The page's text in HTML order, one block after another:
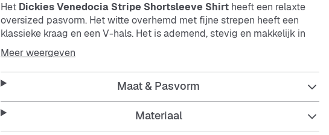
Het Dickies Venedocia Stripe Shortsleeve Shirt heeft een relaxte
oversized pasvorm. Het witte overhemd met fijne strepen heeft een
klassieke kraag en een V-hals. Het is ademend, stevig en makkelijk in
onderhoud – ideaal voor relaxte dagen en een frisse look.
Features:
Meer weergeven
Maat & Pasvorm
Materiaal